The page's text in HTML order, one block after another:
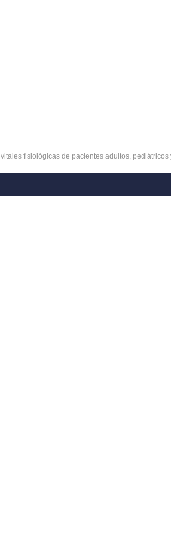
fisiológicas de pacientes adultos, pediátricos